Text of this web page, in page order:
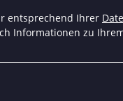
entsprechend Ihrer
Informationen zu